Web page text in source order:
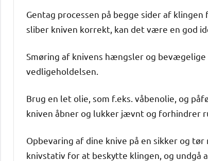
Gentag processen på begge sider af
sliber kniven korrekt, kan det være en god
Smøring af knivens hængsler og
vedligeholdelsen.
Brug en let olie, som f.eks. våbenolie, og
kniven åbner og lukker jævnt og forhindrer
Opbevaring af dine knive på en sikker og
knivstativ for at beskytte klingen, og undgå